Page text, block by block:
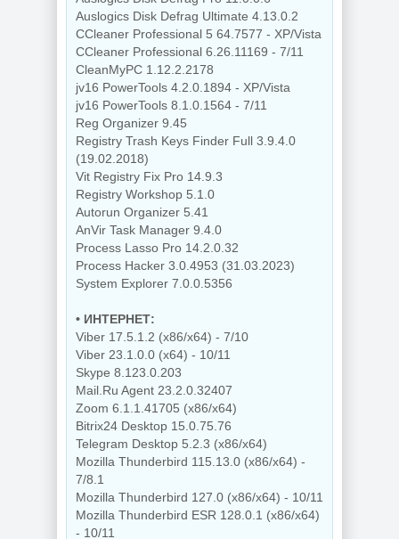
Auslogics Disk Defrag Ultimate 4.13.0.2
CCleaner Professional 5 64.7577 - XP/Vista
CCleaner Professional 6.26.11169 - 7/11
CleanMyPC 1.12.2.2178
jv16 PowerTools 4.2.0.1894 - XP/Vista
jv16 PowerTools 8.1.0.1564 - 7/11
Reg Organizer 9.45
Registry Trash Keys Finder Full 3.9.4.0
(19.02.2018)
Vit Registry Fix Pro 14.9.3
Registry Workshop 5.1.0
Autorun Organizer 5.41
AnVir Task Manager 9.4.0
Process Lasso Pro 14.2.0.32
Process Hacker 3.0.4953 (31.03.2023)
System Explorer 7.0.0.5356
• ИНТЕРНЕТ:
Viber 17.5.1.2 (x86/x64) - 7/10
Viber 23.1.0.0 (x64) - 10/11
Skype 8.123.0.203
Mail.Ru Agent 23.2.0.32407
Zoom 6.1.1.41705 (x86/x64)
Bitrix24 Desktop 15.0.75.76
Telegram Desktop 5.2.3 (x86/x64)
Mozilla Thunderbird 115.13.0 (x86/x64) -
7/8.1
Mozilla Thunderbird 127.0 (x86/x64) - 10/11
Mozilla Thunderbird ESR 128.0.1 (x86/x64)
- 10/11